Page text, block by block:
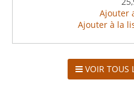
Ajouter
Ajouter à la
VOIR TOUS